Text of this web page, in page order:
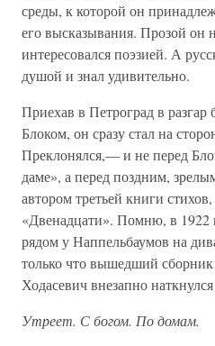
среды, к которой он
его высказывания. Прозой он
интересовался поэзией. А
душой и знал удивительно.
Приехав в Петроград в разгар
Блоком, он сразу стал на
Преклонялся,— и не перед
даме», а перед поздним,
автором третьей книги
«Двенадцати». Помню, в 1922
рядом у Наппельбаумов на
только что вышедший
Ходасевич внезапно
Утреет. С богом. По домам.